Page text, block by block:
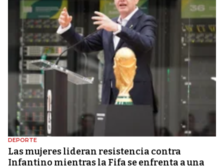
DEPORTE
Las mujeres lideran resistencia contra
Infantino mientras la Fifa se enfrenta a una